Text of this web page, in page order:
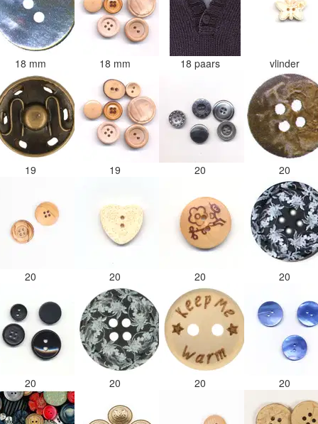
18 mm 18 mm 18 paars vlinder
19 19 20 20
20 20 20 20
20 20 20 20